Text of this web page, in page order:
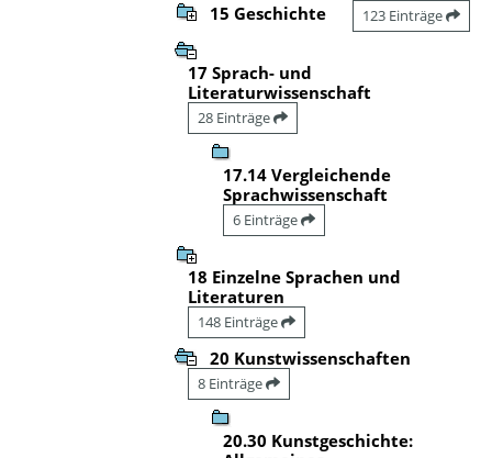
15 Geschichte 123 Einträge
17 Sprach- und
Literaturwissenschaft
28 Einträge
17.14 Vergleichende
Sprachwissenschaft
6 Einträge
18 Einzelne Sprachen und
Literaturen
148 Einträge
20 Kunstwissenschaften
8 Einträge
20.30 Kunstgeschichte: